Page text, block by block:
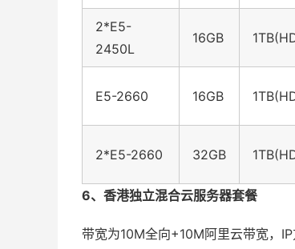
2*E5-
2450L
16GB
E5-2660 16GB
2*E5-2660 32GB
6、香港独立混合云服务器套餐
带宽为10M全向+10M阿里云带宽，